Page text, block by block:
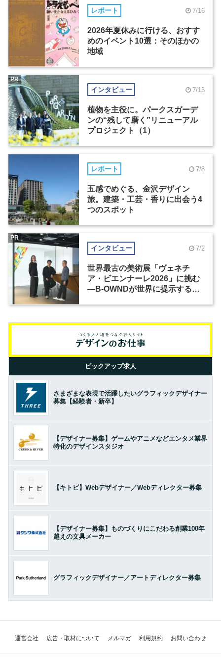
レポート 7/16
2026年夏休みに行ける、おすす
めのイベント10選：そのほかの
地域
インタビュー 7/13
植物を主役に。パークスガーデ
ンの“残して磨く”リニューアル
プロジェクト（1）
PR
レポート 7/8
五感でめぐる、金沢デザイン
旅。建築・工芸・香りに出会う4
つのスポット
インタビュー 7/2
世界最古の美術展「ヴェネチ
ア・ビエンナーレ2026」に挑む
―B-OWNDが世界に提示する美
PR
ピックアップ求人
さまざまな表現で活躍したいグラフィックデザイナー
募集【経験者・新卒】
【デザイナー募集】ゲームやアニメなどエンタメ業界
特化のデザインスタジオ
【キトビ】Webデザイナー／Webディレクター募集
【デザイナー募集】ものづくりにこだわる創業100年
越えの文具メーカー
グラフィックデザイナー／アートディレクター募集
運営会社 広告・取材について メルマガ 利用規約 お問い合わせ